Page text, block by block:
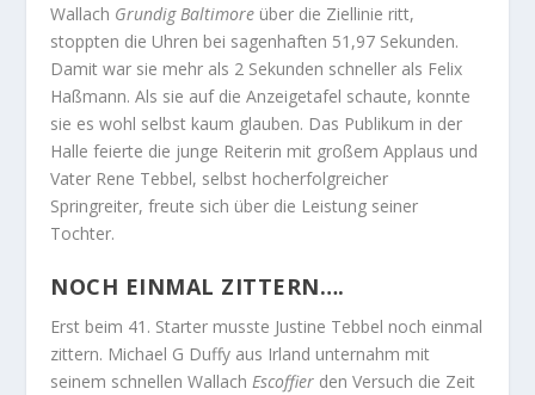
Wallach Grundig Baltimore über die Ziellinie ritt,
stoppten die Uhren bei sagenhaften 51,97 Sekunden.
Damit war sie mehr als 2 Sekunden schneller als Felix
Haßmann. Als sie auf die Anzeigetafel schaute, konnte
sie es wohl selbst kaum glauben. Das Publikum in der
Halle feierte die junge Reiterin mit großem Applaus und
Vater Rene Tebbel, selbst hocherfolgreicher
Springreiter, freute sich über die Leistung seiner
Tochter.
NOCH EINMAL ZITTERN….
Erst beim 41. Starter musste Justine Tebbel noch einmal
zittern. Michael G Duffy aus Irland unternahm mit
seinem schnellen WallachEscoffier den Versuch die Zeit